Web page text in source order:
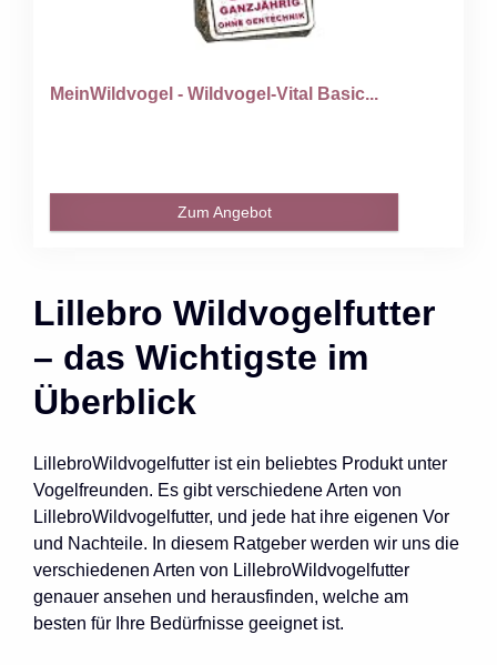
MeinWildvogel - Wildvogel-Vital Basic...
Zum Angebot
Lillebro Wildvogelfutter
– das Wichtigste im
Überblick
LillebroWildvogelfutter ist ein beliebtes Produkt unter
Vogelfreunden. Es gibt verschiedene Arten von
LillebroWildvogelfutter, und jede hat ihre eigenen Vor
und Nachteile. In diesem Ratgeber werden wir uns die
verschiedenen Arten von LillebroWildvogelfutter
genauer ansehen und herausfinden, welche am
besten für Ihre Bedürfnisse geeignet ist.